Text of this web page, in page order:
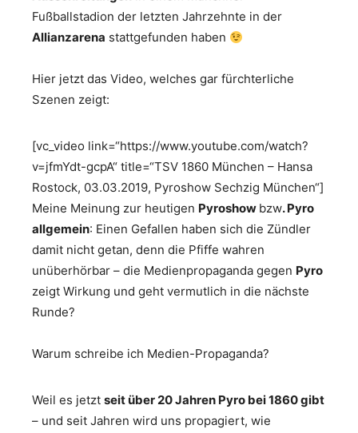
Fußballstadion der letzten Jahrzehnte in der
Allianzarena stattgefunden haben
Hier jetzt das Video, welches gar fürchterliche
Szenen zeigt:
[vc_video link=“https://www.youtube.com/watch?
v=jfmYdt-gcpA“ title=“TSV 1860 München – Hansa
Rostock, 03.03.2019, Pyroshow Sechzig München“]
Meine Meinung zur heutigen Pyroshow bzw. Pyro
allgemein: Einen Gefallen haben sich die Zündler
damit nicht getan, denn die Pfiffe wahren
unüberhörbar – die Medienpropaganda gegen Pyro
zeigt Wirkung und geht vermutlich in die nächste
Runde?
Warum schreibe ich Medien-Propaganda?
Weil es jetzt seit über 20 Jahren Pyro bei 1860 gibt
– und seit Jahren wird uns propagiert, wie